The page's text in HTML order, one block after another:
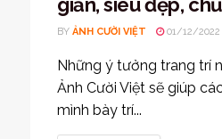
BY ẢNH CƯỜI VIỆT 01/12/2022
Những ý tưởng trang trí
Ảnh Cười Việt sẽ giúp
mình bày trí...